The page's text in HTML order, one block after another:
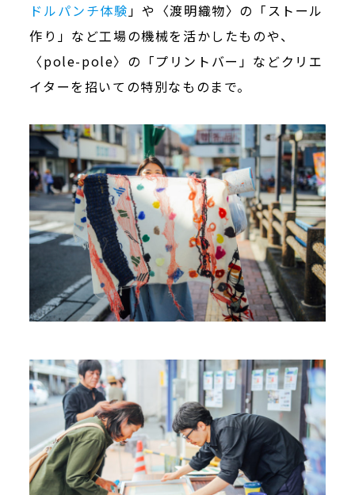
ドルパンチ体験」や〈渡明織物〉の「ストール
作り」など工場の機械を活かしたものや、
〈pole-pole〉の「プリントバー」などクリエ
イターを招いての特別なものまで。